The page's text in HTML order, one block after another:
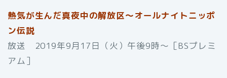
熱気が生んだ真夜中の解放区～オールナイトニッポ
ン伝説
放送 2019年9月17日（火）午後9時～［BSプレミ
アム］